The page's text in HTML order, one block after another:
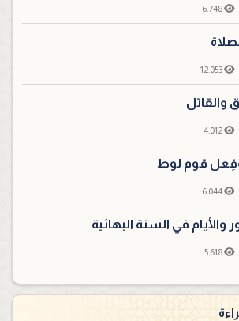
6.748
12.053
والقاتل
4.012
وفِعل قوم لوط
6.044
والأيام في السنة البهائية
5.618